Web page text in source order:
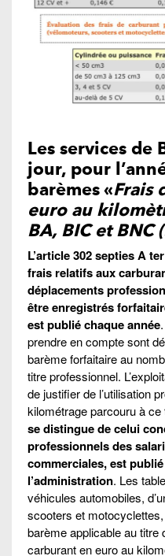
Les services de
jour, pour
barèmes «Frais
euro au
BA, BIC et BNC
L’article 302 septies A
frais relatifs aux
déplacements
être enregistrés
est publié chaque année
prendre en compte sont
barème forfaitaire au
titre professionnel.
de justifier de l’utilisation
kilométrage parcouru à ce
se distingue de celui
professionnels des
commerciales, est
l’administration. Les
véhicules automobiles,
scooters et
barème applicable au titre
carburant en euro au